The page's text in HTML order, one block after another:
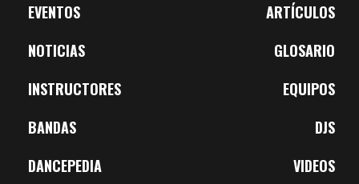
ARTÍCULOS
EVENTOS
GLOSARIO
NOTICIAS
EQUIPOS
INSTRUCTORES
DJS
BANDAS
VIDEOS
DANCEPEDIA